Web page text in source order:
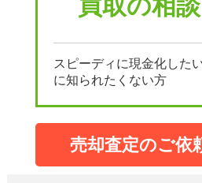
買取の相
スピーディに現金化した
に知られたくない方
売却査定のご依